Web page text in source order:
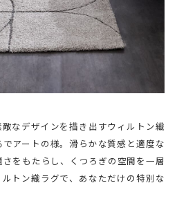
なデザインを描き出すウィルトン織
アートの様。滑らかな質感と適度な
をもたらし、くつろぎの空間を一層
トン織ラグで、あなただけの特別な